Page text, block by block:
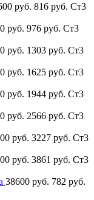
руб. 816 руб. Ст3
руб. 976 руб. Ст3
руб. 1303 руб. Ст3
руб. 1625 руб. Ст3
руб. 1944 руб. Ст3
руб. 2566 руб. Ст3
руб. 3227 руб. Ст3
руб. 3861 руб. Ст3
38600 руб. 782 руб.